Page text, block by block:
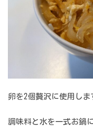
卵を2個贅沢に使用しま
調味料と水を一式お鍋